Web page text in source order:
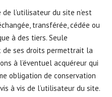
l’utilisateur du site n’est
transférée, cédée ou
à des tiers. Seule
de ses droits permettrait la
à l’éventuel acquéreur qui
obligation de conservation
à vis de l’utilisateur du site.